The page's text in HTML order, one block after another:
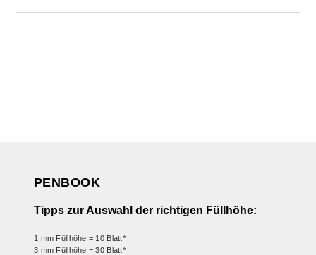
PENBOOK
Tipps zur Auswahl der richtigen Füllhöhe:
1 mm Füllhöhe = 10 Blatt*
3 mm Füllhöhe = 30 Blatt*